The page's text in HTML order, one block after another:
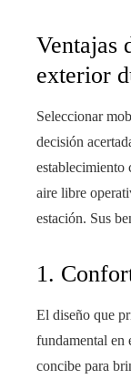
Ventajas
exterior
Seleccionar
decisión
establecimiento
aire libre
estación. Sus
1.
El diseño que
fundamental en
concibe para